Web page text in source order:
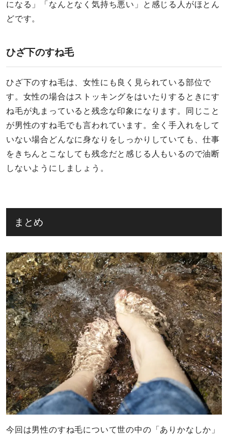
になる」「なんとなく気持ち悪い」と感じる人がほとん
どです。
ひざ下のすね毛
ひざ下のすね毛は、女性にも良く見られている部位で
す。女性の場合はストッキングをはいたりするときにす
ね毛が丸まっていると残念な印象になります。同じこと
が男性のすね毛でも言われています。全く手入れをして
いない場合どんなに身なりをしっかりしていても、仕事
をきちんとこなしても残念だと感じる人もいるので油断
しないようにしましょう。
まとめ
今回は男性のすね毛について世の中の「ありかなしか」